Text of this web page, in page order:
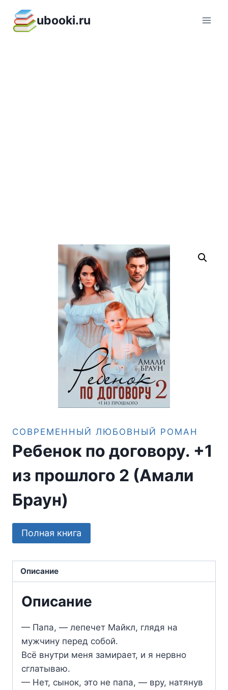
содержимому
ubooki.ru
СОВРЕМЕННЫЙ ЛЮБОВНЫЙ РОМАН
Ребенок по договору. +1
из прошлого 2 (Амали
Браун)
Полная книга
Описание
Описание
— Папа, — лепечет Майкл, глядя на
мужчину перед собой.
Всё внутри меня замирает, и я нервно
сглатываю.
— Нет, сынок, это не папа, — вру, натянув